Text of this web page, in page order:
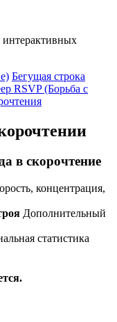
интерактивных
Бегущая строка
RSVP (Борьба с
в скорочтение
концентрация,
Дополнительный
статистика